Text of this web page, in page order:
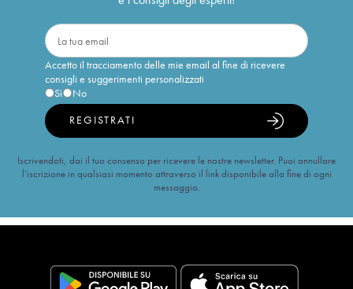
Accetto il tracciamento delle mie email al fine di ricevere
consigli e suggerimenti personalizzati
Sì
No
REGISTRATI
Iscrivendoti, dai il tuo consenso per ricevere le nostre newsletter. Puoi annullare
l’iscrizione in qualsiasi momento attraverso il link disponibile alla fine di ogni
messaggio.